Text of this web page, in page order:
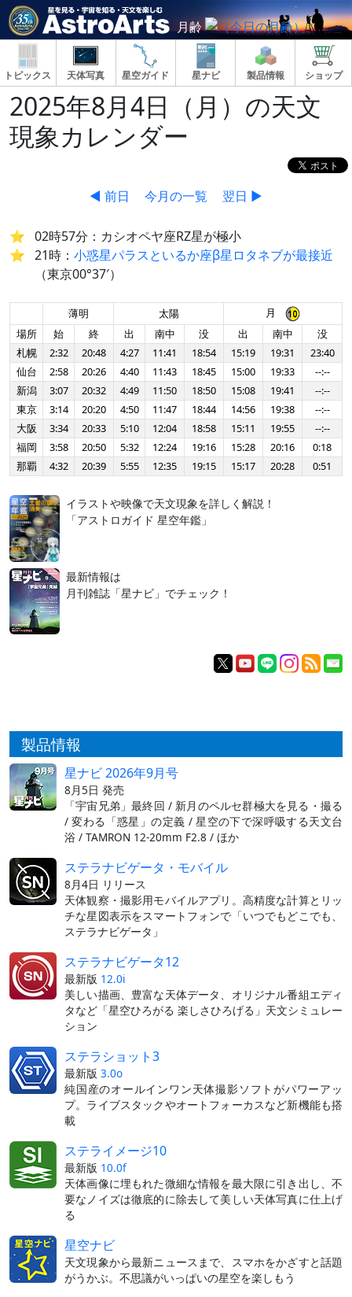
月齢
トピックス 天体写真 星空ガイド 星ナビ 製品情報 ショップ
2025年8月4日（月）の天文
現象カレンダー
◀ 前日 今月の一覧 翌日 ▶
02時57分：カシオペヤ座RZ星が極小
21時： 小惑星パラスといるか座β星ロタネブが最接近
（東京00°37′）
薄明 太陽
月
場所
始 終 出 南中 没 出 南中
没
札幌
2:32 20:48 4:27 11:41 18:54 15:19 19:31
23:40
仙台
2:58 20:26 4:40 11:43 18:45 15:00 19:33
--:--
新潟
3:07 20:32 4:49 11:50 18:50 15:08 19:41
--:--
東京
3:14 20:20 4:50 11:47 18:44 14:56 19:38
--:--
大阪
3:34 20:33 5:10 12:04 18:58 15:11 19:55
--:--
福岡
3:58 20:50 5:32 12:24 19:16 15:28 20:16
0:18
那覇
4:32 20:39 5:55 12:35 19:15 15:17 20:28 0:51
イラストや映像で天文現象を詳しく解説！
「アストロガイド 星空年鑑」
最新情報は
月刊雑誌「星ナビ」でチェック！
製品情報
星ナビ 2026年9月号
8月5日 発売
「宇宙兄弟」最終回 / 新月のペルセ群極大を見る・撮る
/ 変わる「惑星」の定義 / 星空の下で深呼吸する天文台
浴 / TAMRON 12-20mm F2.8 / ほか
ステラナビゲータ・モバイル
8月4日 リリース
天体観察・撮影用モバイルアプリ。高精度な計算とリッ
チな星図表示をスマートフォンで「いつでもどこでも、
ステラナビゲータ」
ステラナビゲータ12
最新版 12.0i
美しい描画、豊富な天体データ、オリジナル番組エディ
タなど「星空ひろがる 楽しさひろげる」天文シミュレー
ション
ステラショット3
最新版 3.0o
純国産のオールインワン天体撮影ソフトがパワーアッ
プ。ライブスタックやオートフォーカスなど新機能も搭
載
ステライメージ10
最新版 10.0f
天体画像に埋もれた微細な情報を最大限に引き出し、不
要なノイズは徹底的に除去して美しい天体写真に仕上げ
る
星空ナビ
天文現象から最新ニュースまで、スマホをかざすと話題
がうかぶ。不思議がいっぱいの星空を楽しもう